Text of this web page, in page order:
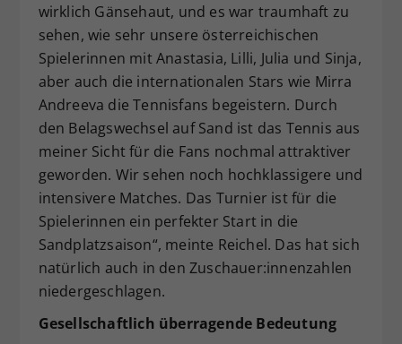
wirklich Gänsehaut, und es war traumhaft zu
sehen, wie sehr unsere österreichischen
Spielerinnen mit Anastasia, Lilli, Julia und Sinja,
aber auch die internationalen Stars wie Mirra
Andreeva die Tennisfans begeistern. Durch
den Belagswechsel auf Sand ist das Tennis aus
meiner Sicht für die Fans nochmal attraktiver
geworden. Wir sehen noch hochklassigere und
intensivere Matches. Das Turnier ist für die
Spielerinnen ein perfekter Start in die
Sandplatzsaison“, meinte Reichel. Das hat sich
natürlich auch in den Zuschauer:innenzahlen
niedergeschlagen.
Gesellschaftlich überragende Bedeutung